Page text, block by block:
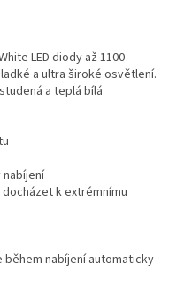
LED diody až 1100
a ultra široké osvětlení.
a teplá bílá
nabíjení
k extrémnímu
během nabíjení automaticky